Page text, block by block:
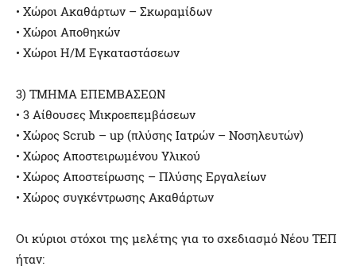
• Χώροι Ακαθάρτων – Σκωραμίδων
• Χώροι Αποθηκών
• Χώροι Η/Μ Εγκαταστάσεων
3) ΤΜΗΜΑ ΕΠΕΜΒΑΣΕΩΝ
• 3 Αίθουσες Μικροεπεμβάσεων
• Χώρος Scrub – up (πλύσης Ιατρών – Νοσηλευτών)
• Χώρος Αποστειρωμένου Υλικού
• Χώρος Αποστείρωσης – Πλύσης Εργαλείων
• Χώρος συγκέντρωσης Ακαθάρτων
Οι κύριοι στόχοι της μελέτης για το σχεδιασμό Νέου ΤΕΠ
ήταν: